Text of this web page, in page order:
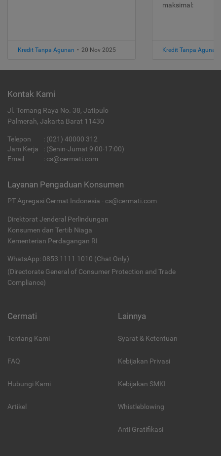
Kredit Tanpa Agunan • 20 Nov 2025
maksimal:
Kredit Tanpa Agunan
Kontak Kami
Jl. Tomang Raya No. 38, Jatipulo
Palmerah, Jakarta Barat 11430
Telepon : (021) 40000 312
Jam Kerja
: (Senin-Jumat 9:00-17:00)
Email
: cs@cermati.com
Layanan Pengaduan Konsumen
PT Agregasi Cermat Indonesia - cs@cermati.com
Direktorat Jenderal Perlindungan
Konsumen dan Tertib Niaga
Kementerian Perdagangan RI
WhatsApp: 0853 1111 1010 (Chat Only)
(Directorate General of Consumer Protection and Trade
Compliance)
Cermati
Tentang Kami
FAQ
Hubungi Kami
Artikel
Lainnya
Syarat & Ketentuan
Kebijakan Privasi
Kebijakan SMKI
Whistleblowing
Anti Gratifikasi